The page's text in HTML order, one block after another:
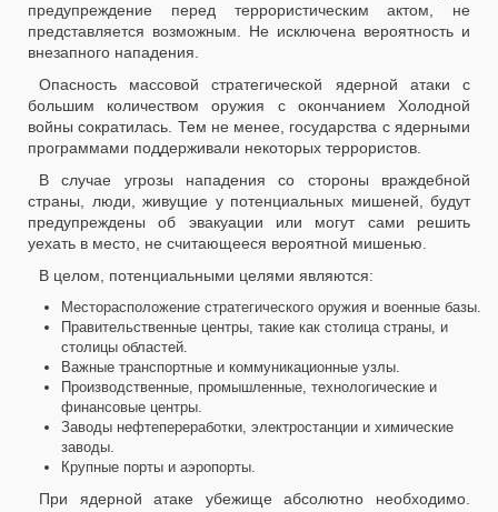
предупреждение перед террористическим актом, не
представляется возможным. Не исключена вероятность и
внезапного нападения.
Опасность массовой стратегической ядерной атаки с
большим количеством оружия с окончанием Холодной
войны сократилась. Тем не менее, государства с ядерными
программами поддерживали некоторых террористов.
В случае угрозы нападения со стороны враждебной
страны, люди, живущие у потенциальных мишеней, будут
предупреждены об эвакуации или могут сами решить
уехать в место, не считающееся вероятной мишенью.
В целом, потенциальными целями являются:
Месторасположение стратегического оружия и военные базы.
Правительственные центры, такие как столица страны, и
столицы областей.
Важные транспортные и коммуникационные узлы.
Производственные, промышленные, технологические и
финансовые центры.
Заводы нефтепереработки, электростанции и химические
заводы.
Крупные порты и аэропорты.
При ядерной атаке убежище абсолютно необходимо.